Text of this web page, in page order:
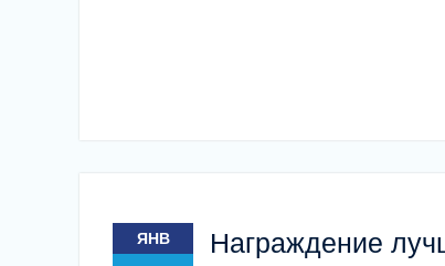
ЯНВ Награждение